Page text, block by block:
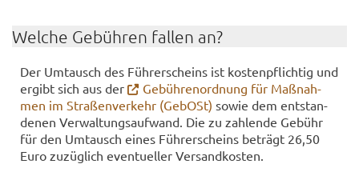
Wel­che Ge­büh­ren fal­len an?
Der Um­tausch des Füh­rer­scheins ist kos­ten­pflich­tig und
er­gibt sich aus der
Ge­büh­ren­ord­nung für Maß­nah­
men im Stra­ßen­ver­kehr (Ge­bOSt) sowie dem ent­stan­
de­nen Ver­wal­tungs­auf­wand. Die zu zah­len­de Ge­bühr
für den Um­tausch eines Füh­rer­scheins be­trägt 26,50
Euro zu­züg­lich even­tu­el­ler Ver­sand­kos­ten.